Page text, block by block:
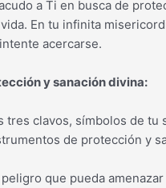
a Ti en busca de
En tu infinita
acercarse.
y sanación divina:
clavos, símbolos de tu
de protección y
que pueda